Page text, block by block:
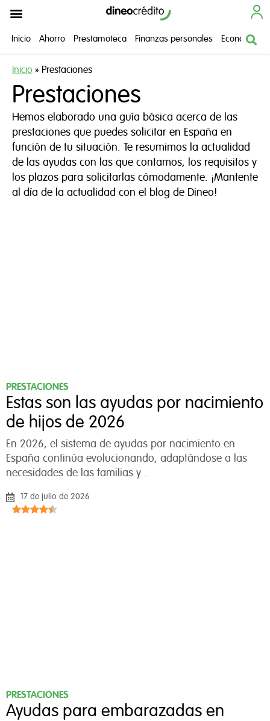
Inicio Ahorro Prestamoteca Finanzas personales Economía
Inicio » Prestaciones
Prestaciones
Hemos elaborado una guía básica acerca de las
prestaciones que puedes solicitar en España en
función de tu situación. Te resumimos la actualidad
de las ayudas con las que contamos, los requisitos y
los plazos para solicitarlas cómodamente. ¡Mantente
al día de la actualidad con el blog de Dineo!
PRESTACIONES
Estas son las ayudas por nacimiento
de hijos de 2026
En 2026, el sistema de ayudas por nacimiento en
España continúa evolucionando, adaptándose a las
necesidades de las familias y...
17 de julio de 2026
PRESTACIONES
Ayudas para embarazadas en